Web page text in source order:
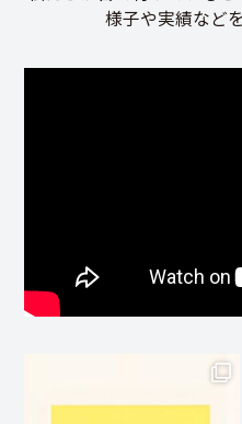
様子や実績など